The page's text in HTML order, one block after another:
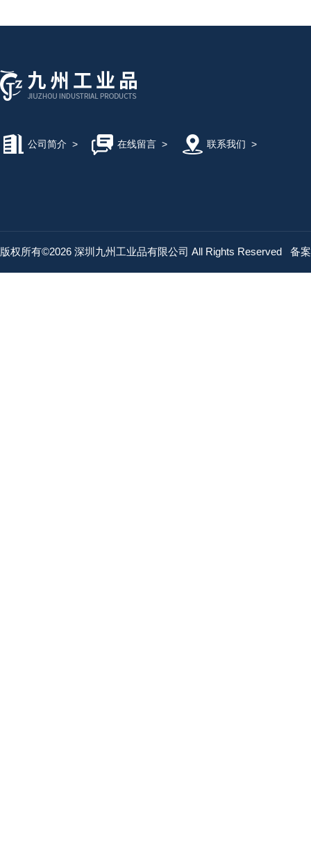
公司简介 > 在线留言> 联系我们 >
版权所有©2026 深圳九州工业品有限公司 All Rights Reserved 备